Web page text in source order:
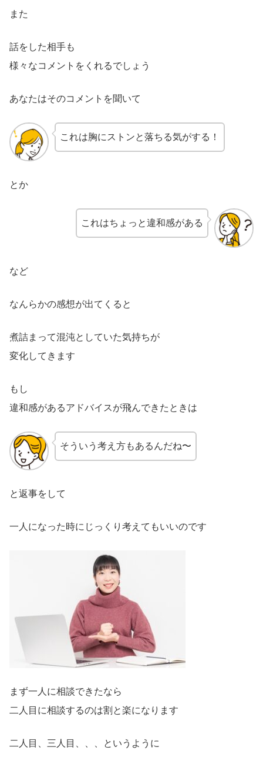
また
話をした相手も
様々なコメントをくれるでしょう
あなたはそのコメントを聞いて
これは胸にストンと落ちる気がする！
とか
これはちょっと違和感がある
など
なんらかの感想が出てくると
煮詰まって混沌としていた気持ちが
変化してきます
もし
違和感があるアドバイスが飛んできたときは
そういう考え方もあるんだね〜
と返事をして
一人になった時にじっくり考えてもいいのです
まず一人に相談できたなら
二人目に相談するのは割と楽になります
二人目、三人目、、、というように